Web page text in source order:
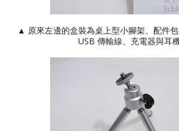
▲ 原來左邊的盒裝為桌上型小腳架、配件
USB 傳輸線、充電器與耳機